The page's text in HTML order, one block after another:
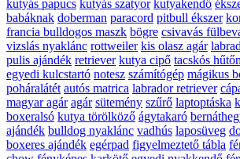
kutyás papucs kutyás szatyor kutyakendő
babáknak doberman paracord pitbull ékszer
francia bulldogos maszk bögre csivavás
vizslás nyaklánc rottweiler kis olasz agár
pulis ajándék retriever kutya cipő tacskós
egyedi kulcstartó notesz számítógép mágikus
poháralátét autós matrica labrador retriever
magyar agár agár sütemény szűrő laptoptáska
boxeralsó kutya törölköző ágytakaró
ajándék bulldog nyaklánc vadhús laposüveg
boxeres ajándék egérpad figyelmeztető tábla